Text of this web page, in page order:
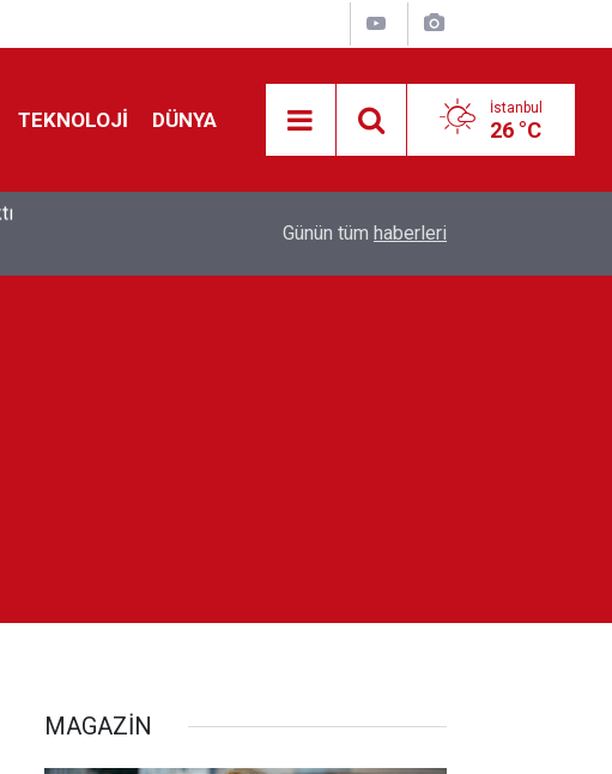
TEKNOLOJİ DÜNYA İstanbul
26 °C
kontrol edecek
Günün tüm haberleri
MAGAZİN